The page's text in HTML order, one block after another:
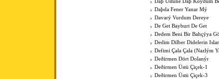
Daþ Üstüne Daþ Koydum
Daþda Fener Yanar Mý
Davarý Vurdum Dereye
De Get Bayburt De Get
Dedem Beni Bir Bahçýya
Dedim Dilber Didelerin
Defimi Çala Çala (Nazlým
Deðirmen Dört Dolanýr
Deðirmen Üstü Çiçek-1
Deðirmen Üstü Çiçek-3